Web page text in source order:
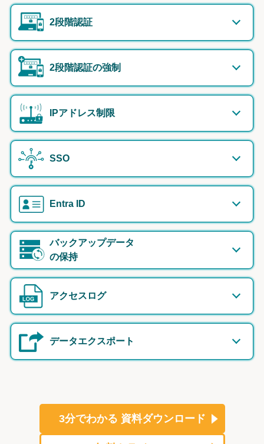
2段階認証
2段階認証の強制
IPアドレス制限
SSO
Entra ID
バックアップデータ
の保持
アクセスログ
データエクスポート
3分でわかる 資料ダウンロード